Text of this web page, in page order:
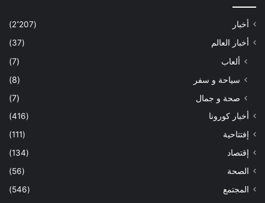
أخبار
(2٬207)
أخبار العالم
(37)
ألعاب
(7)
سياحة و سفر
(8)
صحة و جمال
(7)
أخبار كورونا
(416)
إفتتاحية
(111)
إقتصاد
(134)
الصحة
(56)
المجتمع
(546)